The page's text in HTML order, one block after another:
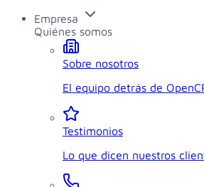
Empresa
Quiénes somos
Sobre nosotros
El equipo detrás de
Testimonios
Lo que dicen nuestros